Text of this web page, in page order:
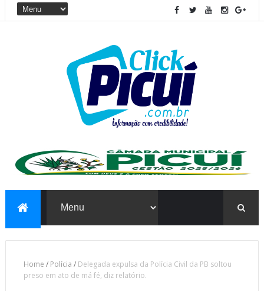
Home / Polícia / Delegada expulsa da Polícia Civil da PB soltou
preso em ato de má fé, diz relatório.